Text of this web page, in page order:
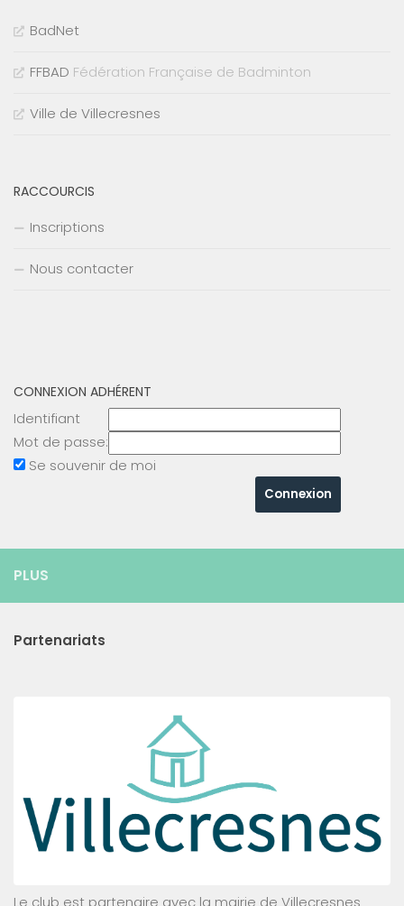
BadNet
FFBAD Fédération Française de Badminton
Ville de Villecresnes
RACCOURCIS
Inscriptions
Nous contacter
CONNEXION ADHÉRENT
Identifiant
Mot de passe:
Se souvenir de moi
PLUS
Partenariats
Le club est partenaire avec la mairie de Villecresnes